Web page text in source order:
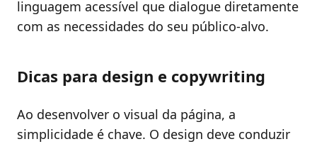
linguagem acessível que dialogue diretamente
com as necessidades do seu público-alvo.
Dicas para design e copywriting
Ao desenvolver o visual da página, a
simplicidade é chave. O design deve conduzir